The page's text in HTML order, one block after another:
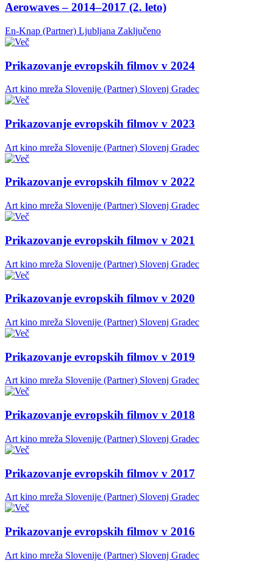
Aerowaves – 2014–2017 (2. leto)
En-Knap (Partner) Ljubljana Zaključeno
Prikazovanje evropskih filmov v 2024
Art kino mreža Slovenije (Partner) Slovenj Gradec
Prikazovanje evropskih filmov v 2023
Art kino mreža Slovenije (Partner) Slovenj Gradec
Prikazovanje evropskih filmov v 2022
Art kino mreža Slovenije (Partner) Slovenj Gradec
Prikazovanje evropskih filmov v 2021
Art kino mreža Slovenije (Partner) Slovenj Gradec
Prikazovanje evropskih filmov v 2020
Art kino mreža Slovenije (Partner) Slovenj Gradec
Prikazovanje evropskih filmov v 2019
Art kino mreža Slovenije (Partner) Slovenj Gradec
Prikazovanje evropskih filmov v 2018
Art kino mreža Slovenije (Partner) Slovenj Gradec
Prikazovanje evropskih filmov v 2017
Art kino mreža Slovenije (Partner) Slovenj Gradec
Prikazovanje evropskih filmov v 2016
Art kino mreža Slovenije (Partner) Slovenj Gradec